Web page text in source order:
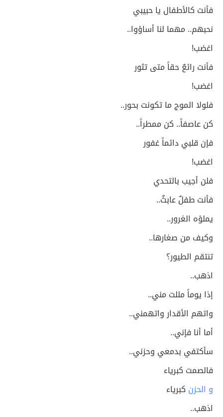
فأنت كالأطفال يا حبيبي
نحبهم.. مهما لنا أساؤوا..
اغضب!
فأنت رائعٌ حقاً متى تثور
اغضب!
فلولا الموج ما تكونت بحور..
كن عاصفاً.. كن ممطراً..
فإن قلبي دائماً غفور
اغضب!
فلن أجيب بالتحدي
فأنت طفلٌ عابثٌ..
يملؤه الغرور..
وكيف من صغارها..
تنتقم الطيور؟
اذهب..
إذا يوماً مللت مني..
واتهم الأقدار واتهمني..
أما أنا فإني..
سأكتفي بدمعي وحزني..
فالصمت كبرياء
و الحزن كبرياء
اذهب..